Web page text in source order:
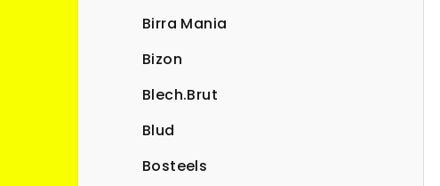
Birra Mania
Bizon
Blech.Brut
Blud
Bosteels